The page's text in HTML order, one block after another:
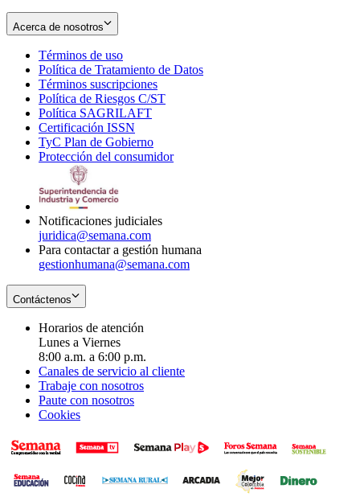
Acerca de nosotros
Términos de uso
in
new
window
Política de Tratamiento de Datos
Términos suscripciones
in
Política de Riesgos C/ST
Política SAGRILAFT
new
window
Certificación ISSN
in
new
TyC Plan de Gobierno
in
Protección del consumidorOpens
Notificaciones judiciales
juridica@semana.com
Para contactar a gestión humana
gestionhumana@semana.com
Contáctenos
Horarios de atención
Lunes a Viernes
8:00 a.m. a 6:00 p.m.
Canales de servicio al cliente
Trabaje con nosotros
Paute con nosotros
Cookies